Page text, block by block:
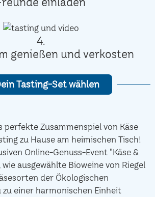
4.
genießen und verkosten
Tasting-Set wählen
perfekte Zusammenspiel von Käse
zu Hause am heimischen Tisch!
Online-Genuss-Event "Käse &
ausgewählte Bioweine von Riegel
der Ökologischen
zu einer harmonischen Einheit